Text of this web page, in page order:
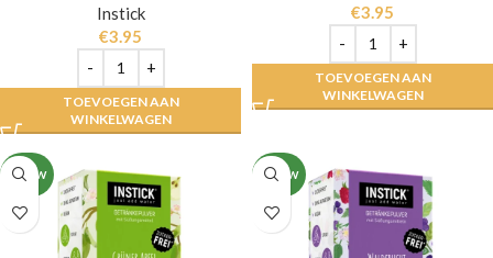
Instick
€3.95
TOEVOEGEN AAN
WINKELWAGEN
€3.95
TOEVOEGEN AAN
WINKELWAGEN
NIEUW NIEUW